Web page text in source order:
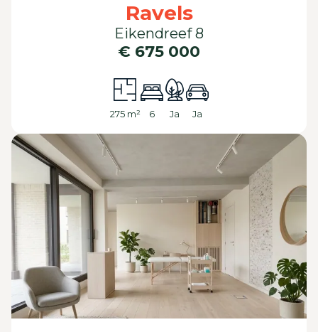
€ 675 000
Ravels
Eikendreef 8
275 m² 6 Ja Ja